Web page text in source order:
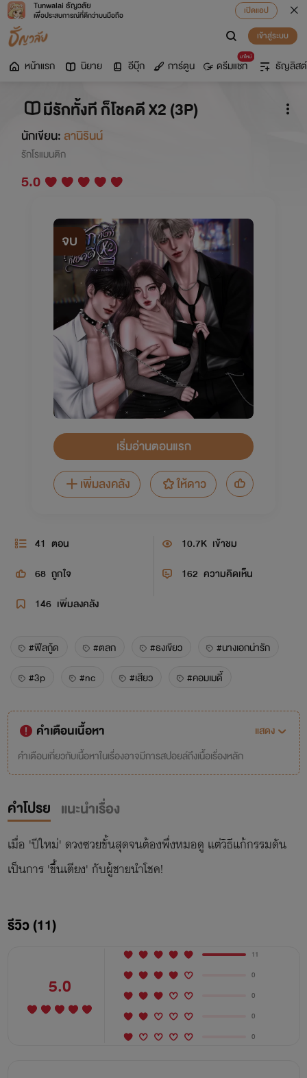
Tunwalai ธัญวลัย
เพื่อประสบการณ์ที่ดีกว่าบนมือถือ
เปิดแอป
เข้าสู่ระบบ
หน้าแรก นิยาย อีบุ๊ก การ์ตูน
มาใหม่
ดรีมแชท ธัญลิสต์
มีรักทั้งที ก็โชคดี X2 (3P)
นักเขียน:ลานิรินน์
รักโรแมนติก
5.0
จบ
เริ่มอ่านตอนแรก
เพิ่มลงคลัง
ให้ดาว
41 ตอน 10.7K เข้าชม
68 ถูกใจ 162 ความคิดเห็น
146 เพิ่มลงคลัง
#ฟีลกู้ด #ตลก #ธงเขียว
#นางเอกน่ารัก
#3p
#nc #เสียว #คอมเมดี้
คำเตือนเนื้อหา
แสดง
คำเตือนเกี่ยวกับเนื้อหาในเรื่องอาจมีการสปอยล์ถึงเนื้อเรื่องหลัก
คำโปรย แนะนำเรื่อง
เมื่อ 'ปีใหม่' ดวงซวยขั้นสุดจนต้องพึ่งหมอดู แต่วิธีแก้กรรมดัน
เป็นการ 'ขึ้นเตียง' กับผู้ชายนำโชค!
รีวิว (11)
5.0
11
0
0
0
0